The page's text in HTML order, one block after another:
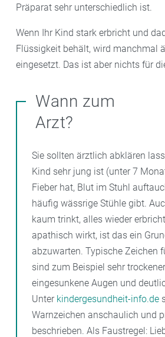
Präparat sehr unterschiedlich ist.
Wenn Ihr Kind stark erbricht und
Flüssigkeit behält, wird manchmal
eingesetzt. Das ist aber nichts für
Wann zum
Arzt?
Sie sollten ärztlich abklären
Kind sehr jung ist (unter 7
Fieber hat, Blut im Stuhl
häufig wässrige Stühle gibt.
kaum trinkt, alles wieder
apathisch wirkt, ist das ein
abzuwarten. Typische Zeichen
sind zum Beispiel sehr
eingesunkene Augen und
Unter kindergesundheit-info.de
Warnzeichen anschaulich und
beschrieben. Als Faustregel: